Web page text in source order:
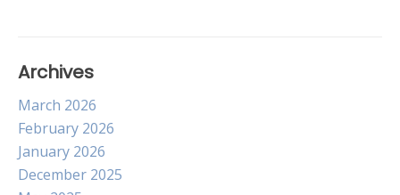
Archives
March 2026
February 2026
January 2026
December 2025